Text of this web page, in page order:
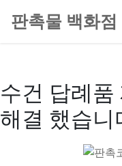
판촉물 백화점
수건 답례품
해결 했습니